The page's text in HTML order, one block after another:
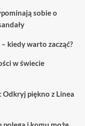
sobie o
kiedy warto zacząć?
w świecie
piękno z Linea